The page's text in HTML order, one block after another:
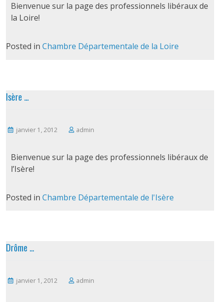
Bienvenue sur la page des professionnels libéraux de
la Loire!
Posted in Chambre Départementale de la Loire
Isère …
janvier 1, 2012 admin
Bienvenue sur la page des professionnels libéraux de
l’Isère!
Posted in Chambre Départementale de l'Isère
Drôme …
janvier 1, 2012 admin